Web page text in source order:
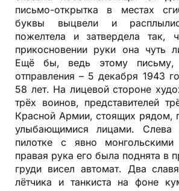
письмо-открытка в местах
буквы выцвели и
пожелтела и затвердела так,
прикосновении руки она чуть
Ещё бы, ведь этому письму,
отправления – 5 декабря 1943
58 лет. На лицевой стороне
трёх воинов, представителей
Красной Армии, стоящих рядом,
улыбающимися лицами. Слева
пилотке с явно
правая рука его была поднята в
груди висел автомат. Два
лётчика и танкиста на фоне